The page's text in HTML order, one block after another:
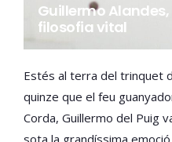
Guillermo
filosofia vital
Estés al terra del trinquet
quinze que el feu
Corda, Guillermo del Puig